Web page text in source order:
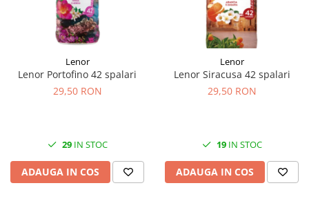
Lenor
Lenor Portofino 42 spalari
29,50 RON
29IN STOC
ADAUGA IN COS
Lenor
Lenor Siracusa 42 spalari
29,50 RON
19IN STOC
ADAUGA IN COS